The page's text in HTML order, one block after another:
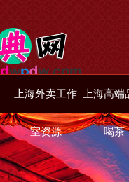
上海外卖工作
室资源
上海高端
喝茶